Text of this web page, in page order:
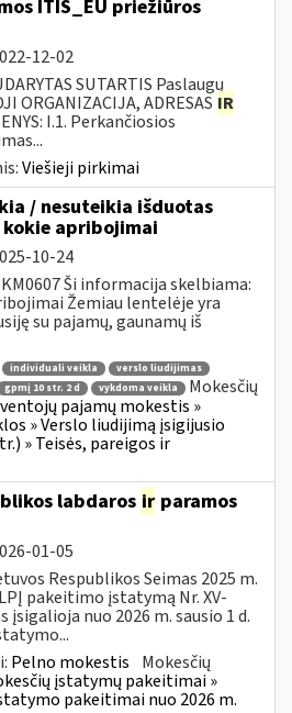
ITIS_EU priežiūros
12-02
SUTARTIS Paslaugų
ORGANIZACIJA, ADRESAS IR
I.1. Perkančiosios
Viešieji pirkimai
/ nesuteikia išduotas
kokie apribojimai
10-24
Ši informacija skelbiama:
Žemiau lentelėje yra
su pajamų, gaunamų iš
individuali veikla
verslo liudijimas
gpmį 10 str. 2 d vykdoma veikla
Mokesčių
pajamų mokestis »
» Verslo liudijimą įsigijusio
» Teisės, pareigos ir
labdaros ir paramos
01-05
Respublikos Seimas 2025 m.
pakeitimo įstatymą Nr. XV-
nuo 2026 m. sausio 1 d.
Pelno mokestis Mokesčių
įstatymų pakeitimai »
pakeitimai nuo 2026 m.